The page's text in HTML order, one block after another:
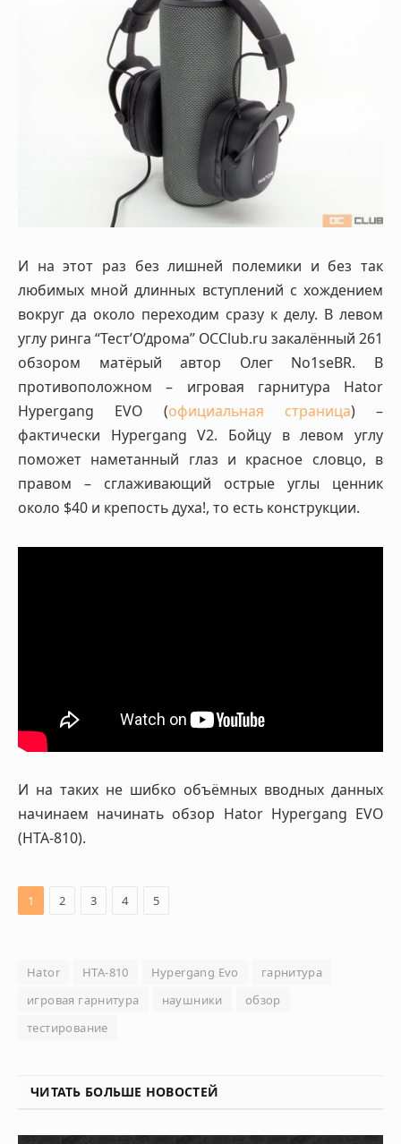
И на этот раз без лишней полемики и без так
любимых мной длинных вступлений с хождением
вокруг да около переходим сразу к делу. В левом
углу ринга “Тест’О’дрома” OCClub.ru закалённый 261
обзором матёрый автор Олег No1seBR. В
противоположном – игровая гарнитура Hator
Hypergang EVO (официальная страница) –
фактически Hypergang V2. Бойцу в левом углу
поможет наметанный глаз и красное словцо, в
правом – сглаживающий острые углы ценник
около $40 и крепость духа!, то есть конструкции.
И на таких не шибко объёмных вводных данных
начинаем начинать обзор Hator Hypergang EVO
(HTA-810).
1 2 3 4 5
Hator HTA-810 Hypergang Evo
гарнитура
игровая гарнитура
наушники
обзор
тестирование
ЧИТАТЬ БОЛЬШЕ НОВОСТЕЙ